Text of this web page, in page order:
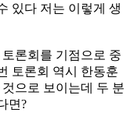
있다 저는 이렇게 생
론회를 기점으로 중
토론회 역시 한동훈
으로 보이는데 두 분
면?